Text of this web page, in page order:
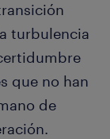
turbulencia
que no han
de